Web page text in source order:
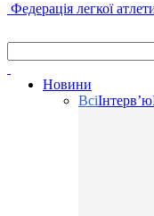
Федерація легкої
Новини
ВсіІнтерв’ю